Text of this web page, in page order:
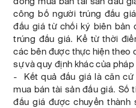
công bố người trúng đấu
đấu giá từ chối ký biên bản
trúng đấu giá. Kể từ thời
các bên được thực hiện theo
sự và quy định khác của
- Kết quả đấu giá là căn cứ
mua bán tài sản đấu giá. Số
đấu giá được chuyển